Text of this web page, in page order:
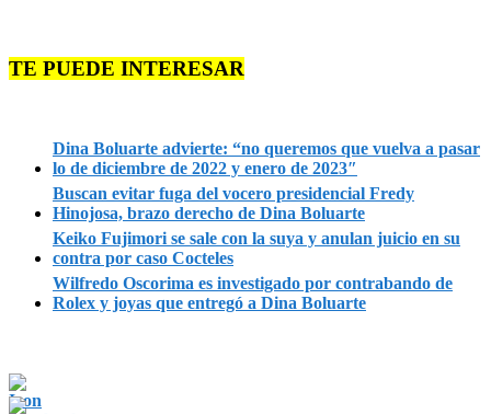
TE PUEDE INTERESAR
Dina Boluarte advierte: “no queremos que vuelva a pasar
lo de diciembre de 2022 y enero de 2023″
Buscan evitar fuga del vocero presidencial Fredy
Hinojosa, brazo derecho de Dina Boluarte
Keiko Fujimori se sale con la suya y anulan juicio en su
contra por caso Cocteles
Wilfredo Oscorima es investigado por contrabando de
Rolex y joyas que entregó a Dina Boluarte